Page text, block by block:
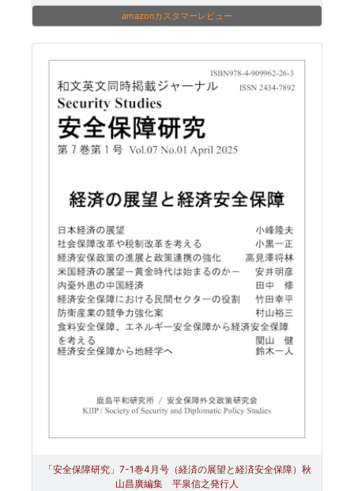
amazonカスタマーレビュー
「安全保障研究」7-1巻4月号（経済の展望と経済安全保障）秋
山昌廣編集 平泉信之発行人